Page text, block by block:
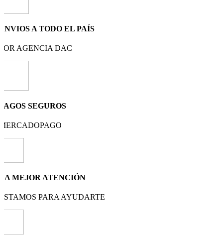
A TODO EL PAÍS
AGENCIA DAC
SEGUROS
MEJOR ATENCIÓN
PARA AYUDARTE